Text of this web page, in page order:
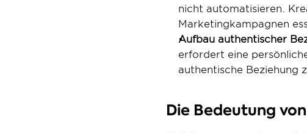
nicht automatisieren.
Marketingkampagnen
Aufbau authentischer
erfordert eine
authentische Beziehung
Die Bedeutung